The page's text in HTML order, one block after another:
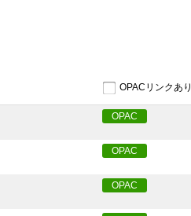
OPACリンクあり
OPAC
OPAC
OPAC